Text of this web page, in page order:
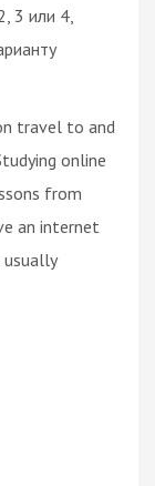
3 или 4,
travel to and
online
from
an internet